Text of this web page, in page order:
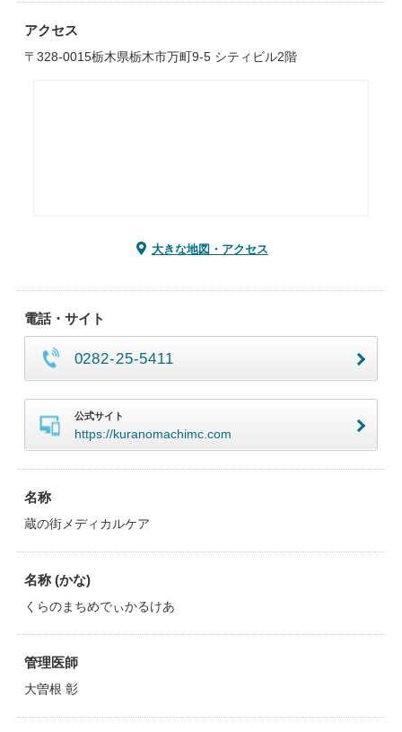
アクセス
〒328-0015栃木県栃木市万町9-5 シティビル2階
大きな地図・アクセス
電話・サイト
0282-25-5411
公式サイト
https://kuranomachimc.com
名称
蔵の街メディカルケア
名称 (かな)
くらのまちめでぃかるけあ
管理医師
大曽根 彰